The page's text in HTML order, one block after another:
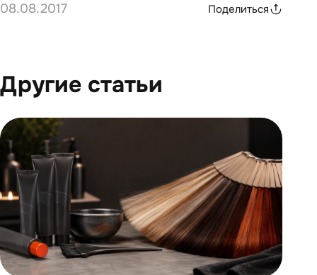
08.08.2017 Поделиться
Другие статьи